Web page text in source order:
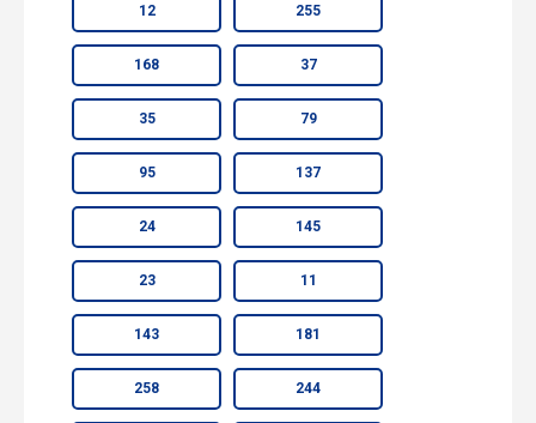
12 255
168 37
35 79
95 137
24 145
23 11
143 181
258 244